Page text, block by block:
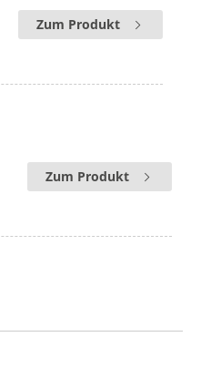
Zum Produkt
Zum Produkt